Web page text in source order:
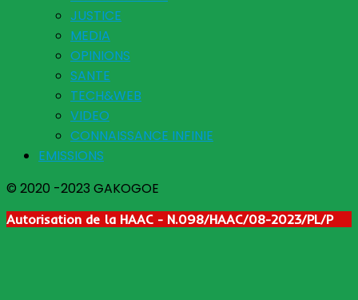
JUSTICE
MEDIA
OPINIONS
SANTE
TECH&WEB
VIDEO
CONNAISSANCE INFINIE
EMISSIONS
© 2020 -2023 GAKOGOE
Autorisation de la HAAC - N.098/HAAC/08-2023/PL/P